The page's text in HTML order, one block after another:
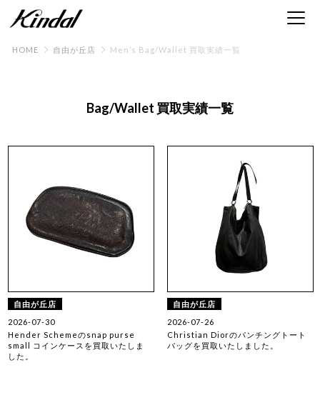
HOME 自由が丘店 Men’s Bag/Wallet 買取実績一覧
Bag/Wallet 買取実績一覧
自由が丘店
2026-07-30
Hender Schemeのsnap purse
small コインケースを買取いたしま
した。
自由が丘店
2026-07-26
Christian Diorのパンチングトート
バッグを買取いたしました。